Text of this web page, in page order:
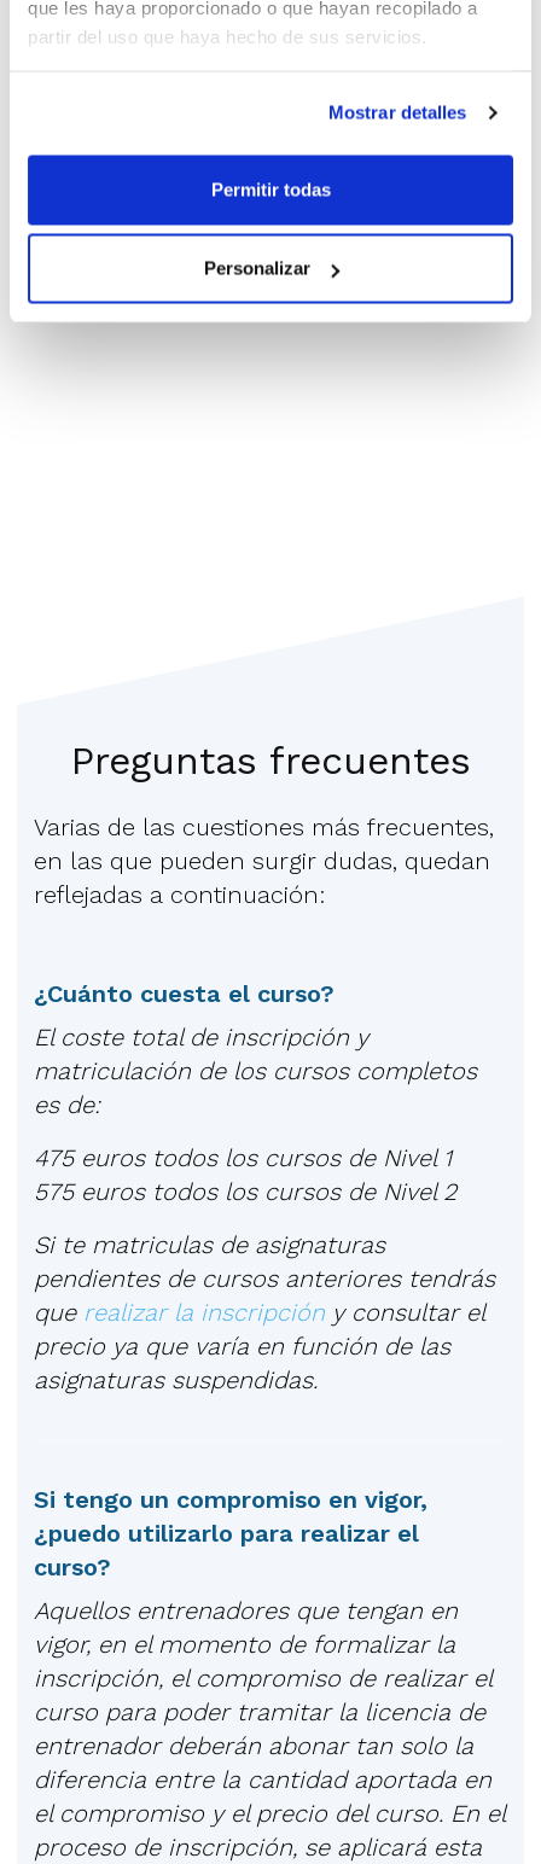
que les haya proporcionado o que hayan recopilado a
partir del uso que haya hecho de sus servicios.
Mostrar detalles
Permitir todas
Personalizar
Preguntas frecuentes
Varias de las cuestiones más frecuentes,
en las que pueden surgir dudas, quedan
reflejadas a continuación:
¿Cuánto cuesta el curso?
El coste total de inscripción y
matriculación de los cursos completos
es de:
475 euros todos los cursos de Nivel 1
575 euros todos los cursos de Nivel 2
Si te matriculas de asignaturas
pendientes de cursos anteriores tendrás
que realizar la inscripción y consultar el
precio ya que varía en función de las
asignaturas suspendidas.
Si tengo un compromiso en vigor,
¿puedo utilizarlo para realizar el
curso?
Aquellos entrenadores que tengan en
vigor, en el momento de formalizar la
inscripción, el compromiso de realizar el
curso para poder tramitar la licencia de
entrenador deberán abonar tan solo la
diferencia entre la cantidad aportada en
el compromiso y el precio del curso. En el
proceso de inscripción, se aplicará esta